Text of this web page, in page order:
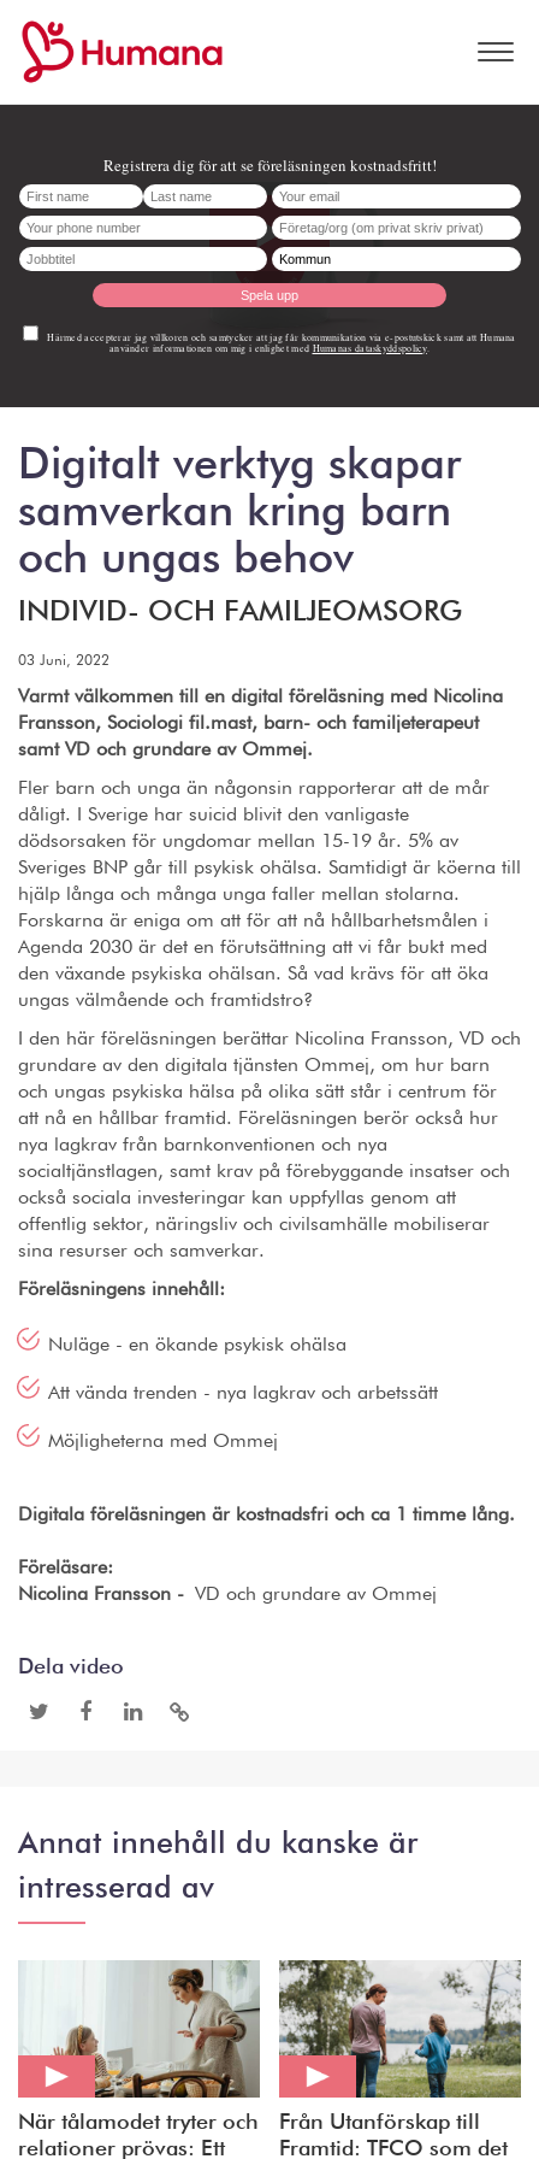
Digitalt verktyg skapar
samverkan kring barn
och ungas behov
INDIVID- OCH FAMILJEOMSORG
03 Juni, 2022
Varmt välkommen till en digital föreläsning med Nicolina
Fransson, Sociologi fil.mast, barn- och familjeterapeut
samt VD och grundare av Ommej.
Fler barn och unga än någonsin rapporterar att de mår
dåligt. I Sverige har suicid blivit den vanligaste
dödsorsaken för ungdomar mellan 15-19 år. 5% av
Sveriges BNP går till psykisk ohälsa. Samtidigt är köerna till
hjälp långa och många unga faller mellan stolarna.
Forskarna är eniga om att för att nå hållbarhetsmålen i
Agenda 2030 är det en förutsättning att vi får bukt med
den växande psykiska ohälsan. Så vad krävs för att öka
ungas välmående och framtidstro?
I den här föreläsningen berättar Nicolina Fransson, VD och
grundare av den digitala tjänsten Ommej, om hur barn
och ungas psykiska hälsa på olika sätt står i centrum för
att nå en hållbar framtid. Föreläsningen berör också hur
nya lagkrav från barnkonventionen och nya
socialtjänstlagen, samt krav på förebyggande insatser och
också sociala investeringar kan uppfyllas genom att
offentlig sektor, näringsliv och civilsamhälle mobiliserar
sina resurser och samverkar.
Föreläsningens innehåll:
Nuläge - en ökande psykisk ohälsa
Att vända trenden - nya lagkrav och arbetssätt
Möjligheterna med Ommej
Digitala föreläsningen är kostnadsfri och ca 1 timme lång.
Föreläsare:
Nicolina Fransson - VD och grundare av Ommej
Dela video
Annat innehåll du kanske är
intresserad av
När tålamodet tryter och
relationer prövas: Ett
Från Utanförskap till
Framtid: TFCO som det